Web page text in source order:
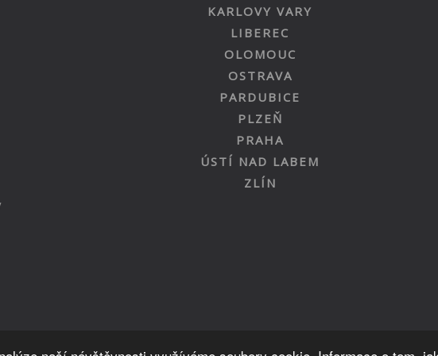
KARLOVY VARY
LIBEREC
OLOMOUC
OSTRAVA
PARDUBICE
PLZEŇ
PRAHA
ÚSTÍ NAD LABEM
ZLÍN
Nahoru